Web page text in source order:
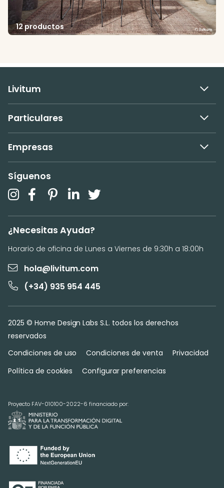
12 productos
Livitum
Particulares
Empresas
Síguenos
¿Necesitas Ayuda?
Horario de oficina de Lunes a Viernes de 9:30h a 18:00h
hola@livitum.com
(+34) 935 954 445
2025 © Home Design Labs S.L. todos los derechos
reservados
Condiciones de uso
Condiciones de venta
Privacidad
Política de cookies
Configurar preferencias
Proyecto FAV-010100-2022-6 financiado por: